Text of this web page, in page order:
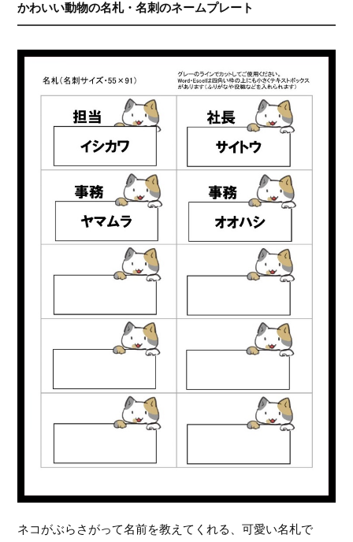
かわいい動物の名札・名刺のネームプレート
ネコがぶらさがって名前を教えてくれる、可愛い名札で